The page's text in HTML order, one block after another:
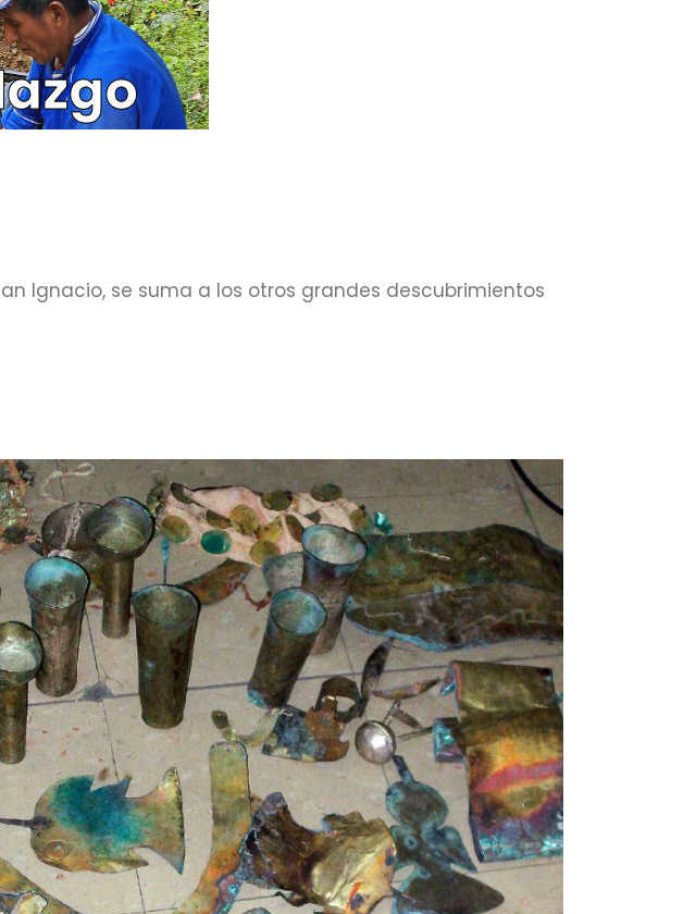
Ignacio, se suma a los otros grandes descubrimientos